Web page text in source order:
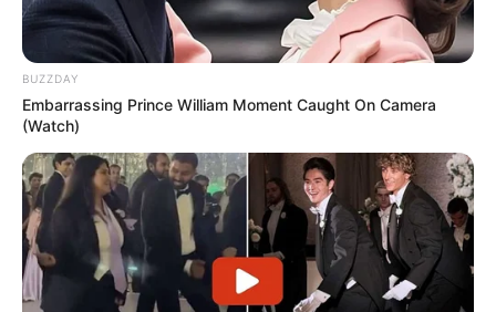
BUZZDAY
Embarrassing Prince William Moment Caught On Camera
(Watch)